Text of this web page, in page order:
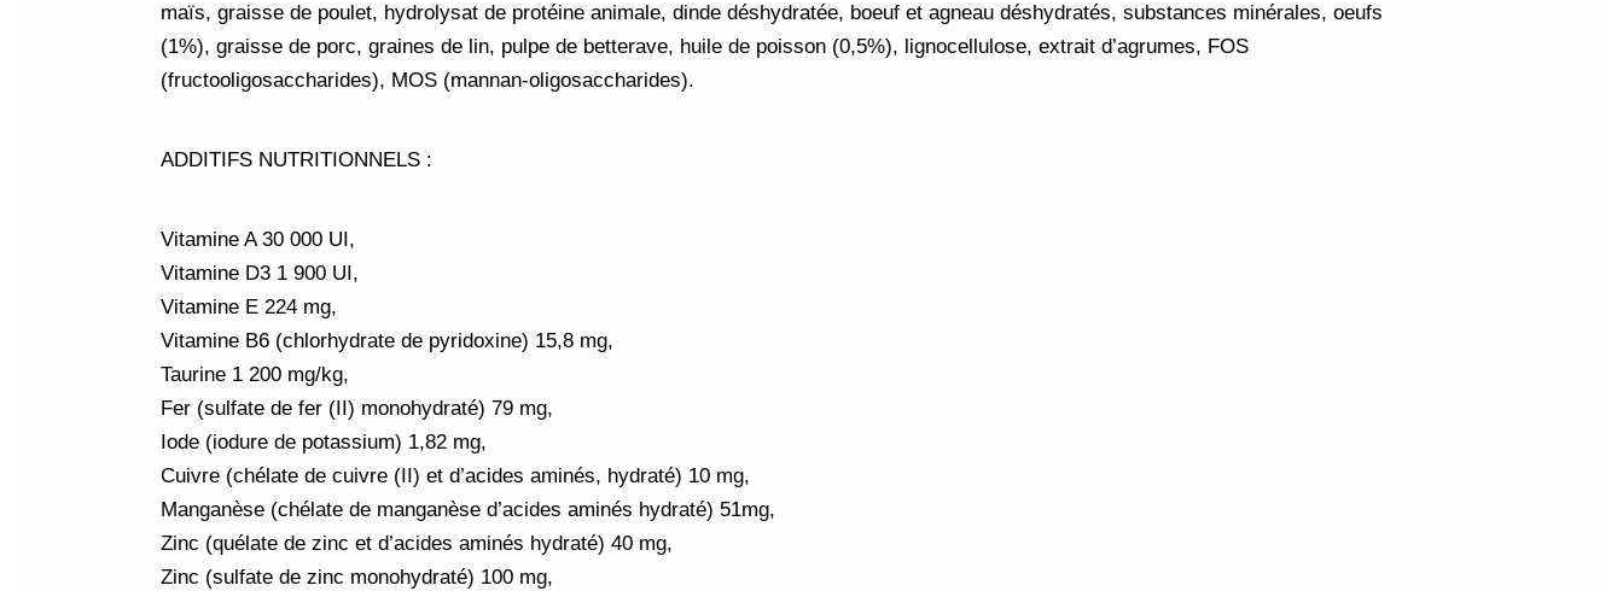
maïs, graisse de poulet, hydrolysat de protéine animale, dinde déshydratée, boeuf et agneau déshydratés, substances minérales, oeufs
(1%), graisse de porc, graines de lin, pulpe de betterave, huile de poisson (0,5%), lignocellulose, extrait d’agrumes, FOS
(fructooligosaccharides), MOS (mannan-oligosaccharides).
ADDITIFS NUTRITIONNELS :
Vitamine A 30 000 UI,
Vitamine D3 1 900 UI,
Vitamine E 224 mg,
Vitamine B6 (chlorhydrate de pyridoxine) 15,8 mg,
Taurine 1 200 mg/kg,
Fer (sulfate de fer (II) monohydraté) 79 mg,
Iode (iodure de potassium) 1,82 mg,
Cuivre (chélate de cuivre (II) et d’acides aminés, hydraté) 10 mg,
Manganèse (chélate de manganèse d’acides aminés hydraté) 51mg,
Zinc (quélate de zinc et d’acides aminés hydraté) 40 mg,
Zinc (sulfate de zinc monohydraté) 100 mg,